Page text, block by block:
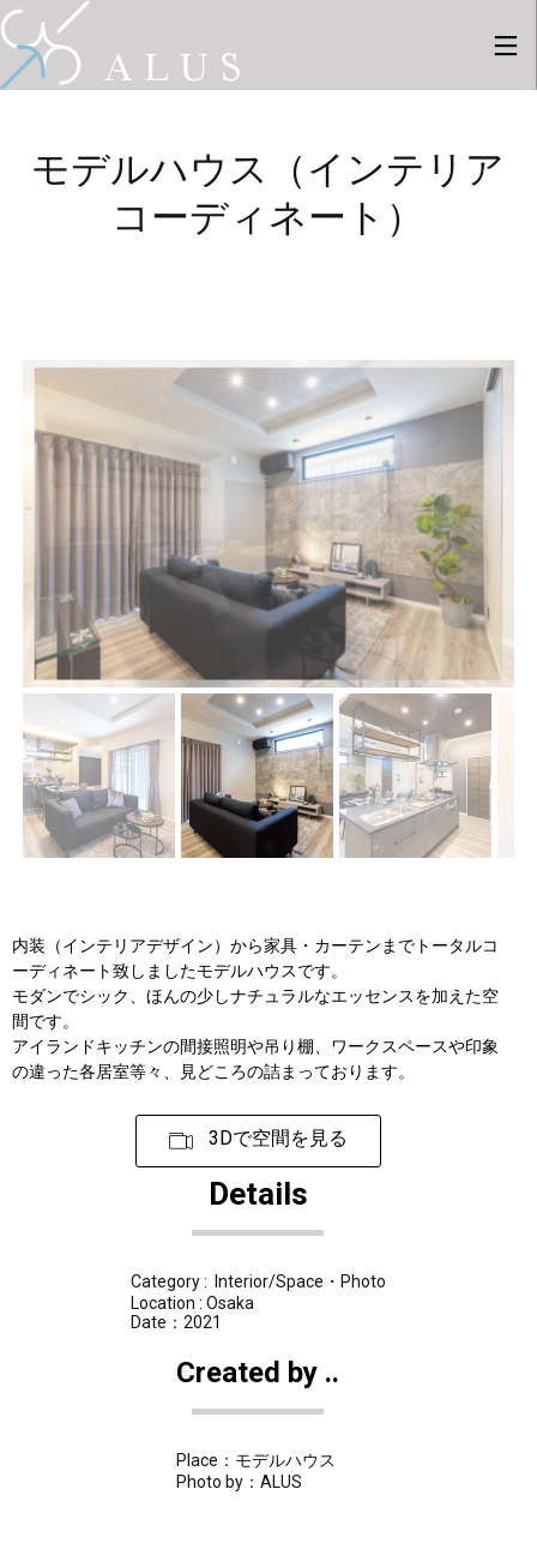
採用情
新しい
事例を2
件ギャ
ラリー
にUPし
ました
新しい
事例を1
件ギャ
ラリー
にUPし
ました
6
8月
新しい
事例を8
ラリー
ました
26
事例を9
件ギャ
ラリー
にUPし
まし
モデルハウス（インテリア
コーディネート）
内装（インテリアデザイン）から家具・カーテンまでトータルコ
ーディネート致しましたモデルハウスです。
モダンでシック、ほんの少しナチュラルなエッセンスを加えた空
間です。
アイランドキッチンの間接照明や吊り棚、ワークスペースや印象
の違った各居室等々、見どころの詰まっております。
3Dで空間を見る
Details
Category : Interior/Space・Photo
Location : Osaka
Date：2021
Created by ..
Place：モデルハウス
Photo by：ALUS